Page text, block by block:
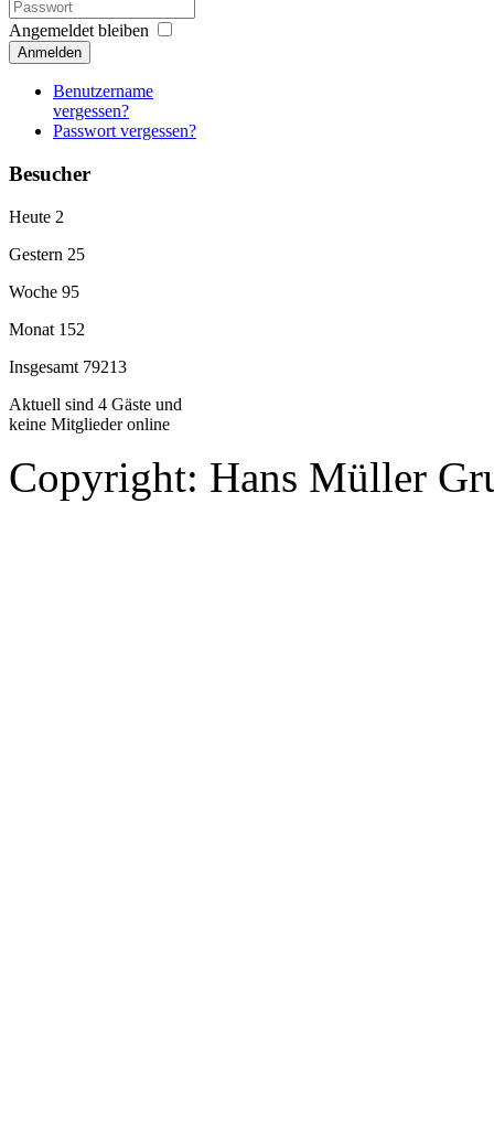
Angemeldet bleiben
Anmelden
Benutzername
vergessen?
Passwort vergessen?
Besucher
Heute 2
Gestern 25
Woche 95
Monat 152
Insgesamt 79213
Aktuell sind 4 Gäste und
keine Mitglieder online
Copyright: Hans Müller